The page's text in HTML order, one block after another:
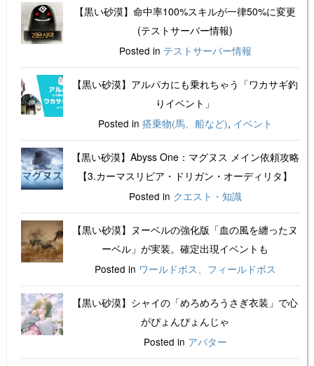
【黒い砂漠】命中率100%スキルが一律50%に変更
(テストサーバー情報)
Posted in テストサーバー情報
【黒い砂漠】アルパカにも乗れちゃう「ワカサギ釣
りイベント」
Posted in 搭乗物(馬、船など), イベント
【黒い砂漠】Abyss One：マグヌス メイン依頼攻略
【3.カーマスリビア・ドリガン・オーディリタ】
Posted in クエスト・知識
【黒い砂漠】ヌーベルの強化版「血の風を纏ったヌ
ーベル」が実装。確定出現イベントも
Posted in ワールドボス、フィールドボス
【黒い砂漠】シャイの「めろめろうさぎ衣装」で心
がぴょんぴょんじゃ
Posted in アバター